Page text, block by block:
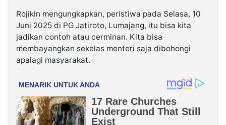
Rojikin mengungkapkan, peristiwa pada Selasa, 10
Juni 2025 di PG Jatiroto, Lumajang, itu bisa kita
jadikan contoh atau cerminan. Kita bisa
membayangkan sekelas menteri saja dibohongi
apalagi masyarakat.